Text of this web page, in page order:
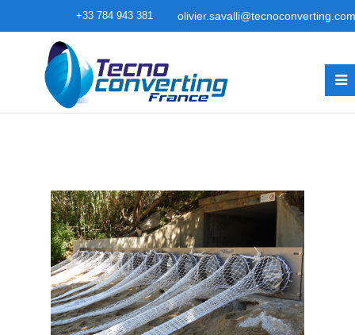
+33 784 943 381 olivier.savalli@tecnoconverting.com